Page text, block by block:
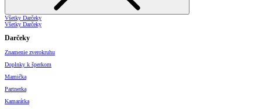
Všetky Darčeky
Všetky Darčeky
Darčeky
Znamenie zverokruhu
Doplnky k šperkom
Mamička
Partnerka
Kamarátka